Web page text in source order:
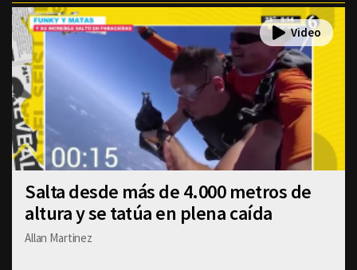
Salta desde más de 4.000 metros de
altura y se tatúa en plena caída
Allan Martinez